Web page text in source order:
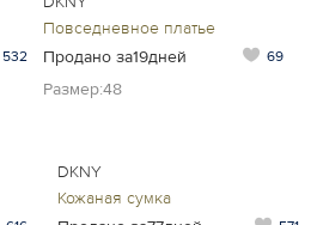
532
Повседневное платье
Продано за19дней
69
Размер:48
DKNY
Кожаная сумка